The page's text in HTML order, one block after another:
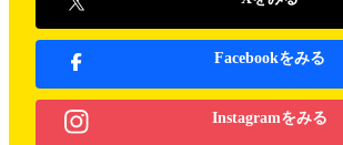
Facebookをみる
Instagramをみる